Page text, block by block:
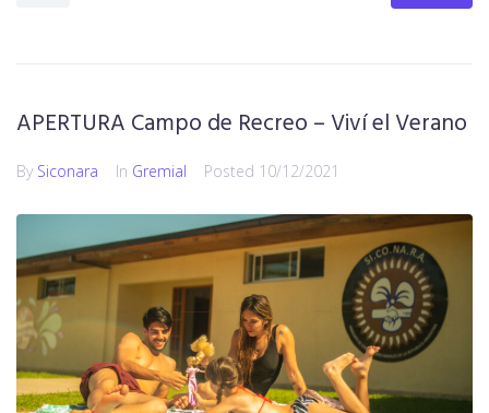
APERTURA Campo de Recreo – Viví el Verano
By Siconara In Gremial Posted 10/12/2021